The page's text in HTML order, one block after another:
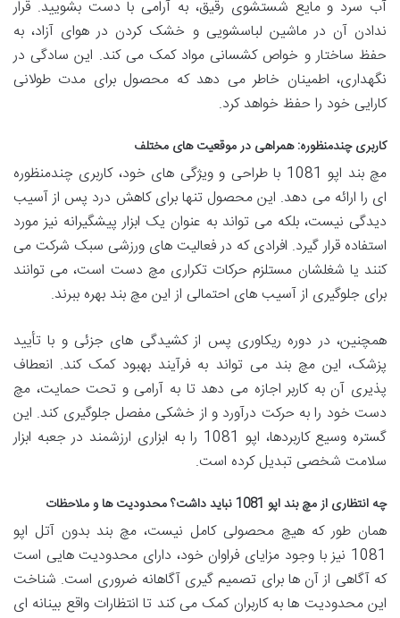
آب سرد و مایع شستشوی رقیق، به آرامی با دست بشویید. قرار
ندادن آن در ماشین لباسشویی و خشک کردن در هوای آزاد، به
حفظ ساختار و خواص کشسانی مواد کمک می کند. این سادگی در
نگهداری، اطمینان خاطر می دهد که محصول برای مدت طولانی
کارایی خود را حفظ خواهد کرد.
کاربری چندمنظوره: همراهی در موقعیت های مختلف
مچ بند اپو 1081 با طراحی و ویژگی های خود، کاربری چندمنظوره
ای را ارائه می دهد. این محصول تنها برای کاهش درد پس از آسیب
دیدگی نیست، بلکه می تواند به عنوان یک ابزار پیشگیرانه نیز مورد
استفاده قرار گیرد. افرادی که در فعالیت های ورزشی سبک شرکت می
کنند یا شغلشان مستلزم حرکات تکراری مچ دست است، می توانند
برای جلوگیری از آسیب های احتمالی از این مچ بند بهره ببرند.
همچنین، در دوره ریکاوری پس از کشیدگی های جزئی و با تأیید
پزشک، این مچ بند می تواند به فرآیند بهبود کمک کند. انعطاف
پذیری آن به کاربر اجازه می دهد تا به آرامی و تحت حمایت، مچ
دست خود را به حرکت درآورد و از خشکی مفصل جلوگیری کند. این
گستره وسیع کاربردها، اپو 1081 را به ابزاری ارزشمند در جعبه ابزار
سلامت شخصی تبدیل کرده است.
چه انتظاری از مچ بند اپو 1081 نباید داشت؟ محدودیت ها و ملاحظات
همان طور که هیچ محصولی کامل نیست، مچ بند بدون آتل اپو
1081 نیز با وجود مزایای فراوان خود، دارای محدودیت هایی است
که آگاهی از آن ها برای تصمیم گیری آگاهانه ضروری است. شناخت
این محدودیت ها به کاربران کمک می کند تا انتظارات واقع بینانه ای